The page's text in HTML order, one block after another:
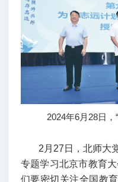
2024年6月28日
2月27日，北师大
专题学习北京市教育
们要密切关注全国教